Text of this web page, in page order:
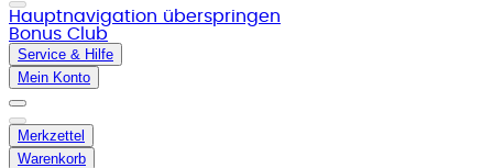
Hauptnavigation überspringen
Bonus Club
Service & Hilfe
Mein Konto
Merkzettel
Warenkorb